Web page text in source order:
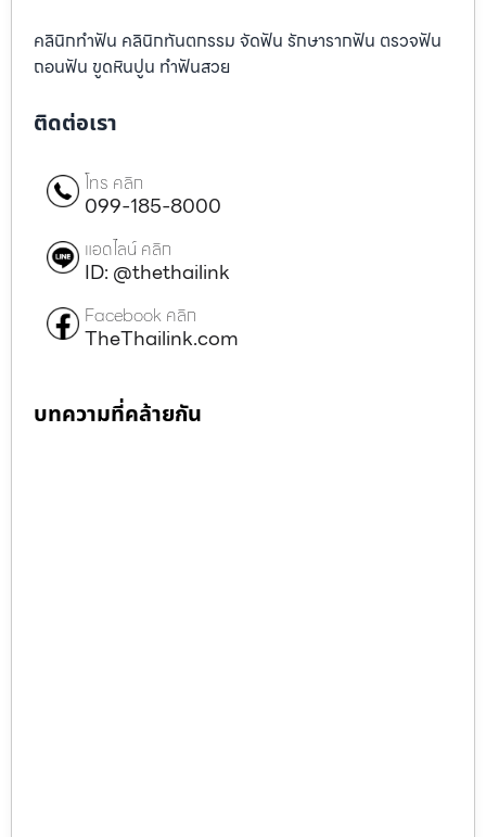
คลินิกทำฟัน คลินิกทันตกรรม จัดฟัน รักษารากฟัน ตรวจฟัน
ถอนฟัน ขูดหินปูน ทำฟันสวย
ติดต่อเรา
โทร คลิก
099-185-8000
แอดไลน์ คลิก
ID: @thethailink
Facebook คลิก
TheThailink.com
บทความที่คล้ายกัน